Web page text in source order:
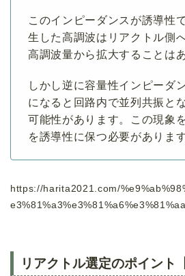
このインピーダンスが誘導性
生した高調波はリアクトル側
高調波量から拡大することは
しかし逆に容量性インピーダ
になると回路内で並列共振と
可能性があります。この現象
を誘導性に保つ必要があります
https://harita2021.com/
リアクトル選定のポイント